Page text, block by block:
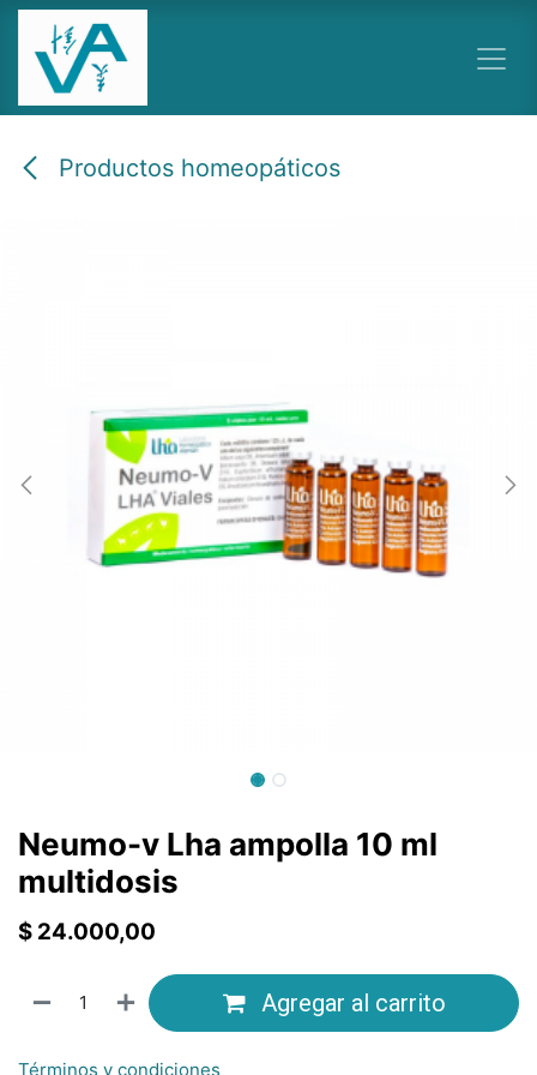
Ir al contenido
Productos homeopáticos
Neumo-v Lha ampolla 10 ml
multidosis
$ 24.000,00
Agregar al carrito
Términos y condiciones